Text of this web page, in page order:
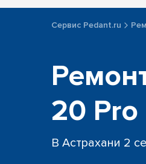
Сервис Pedant.ru
20 Pro
В Астрахани 2